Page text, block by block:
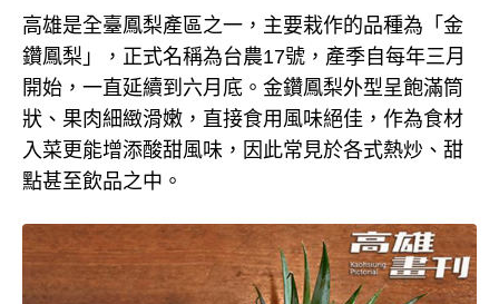
高雄是全臺鳳梨產區之一，主要栽作的品種為「金
鑽鳳梨」，正式名稱為台農17號，產季自每年三月
開始，一直延續到六月底。金鑽鳳梨外型呈飽滿筒
狀、果肉細緻滑嫩，直接食用風味絕佳，作為食材
入菜更能增添酸甜風味，因此常見於各式熱炒、甜
點甚至飲品之中。